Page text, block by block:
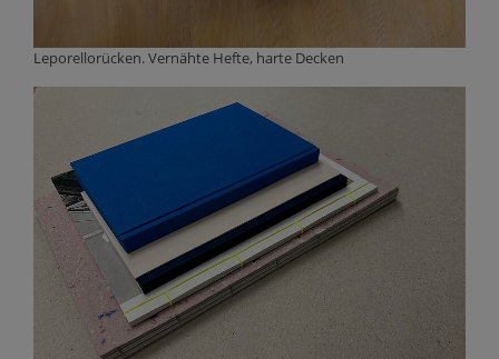
Leporellorücken. Vernähte Hefte, harte Decken